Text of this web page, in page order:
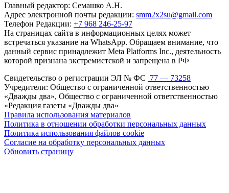
Главный редактор: Семашко А.Н.
Адрес электронной почты редакции: smm2x2su@gmail.com
Телефон Редакции: +7 968 246-25-97
На страницах сайта в информационных целях может
встречаться указание на WhatsApp. Обращаем внимание, что
данный сервис принадлежит Meta Platforms Inc., деятельность
которой признана экстремистской и запрещена в РФ
Свидетельство о регистрации ЭЛ № ФС 77 — 73258
Учредители: Общество с ограниченной ответственностью
«Дважды два», Общество с ограниченной ответственностью
«Редакция газеты «Дважды два»
Правила использования материалов
Политика в отношении обработки персональных данных
Политика использования файлов cookie
Согласие на обработку персональных данных
Обновить страницу